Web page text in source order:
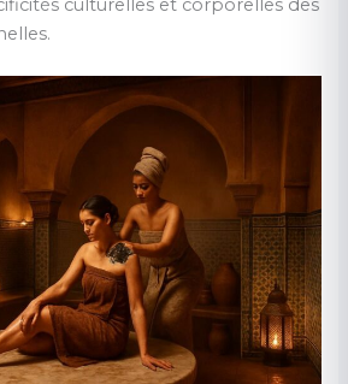
culturelles et corporelles des